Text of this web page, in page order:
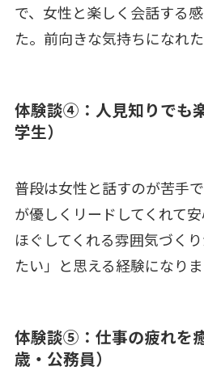
で、女性と楽しく会話する
た。前向きな気持ちになれ
体験談④：人見知りでも
学生）
普段は女性と話すのが苦手
が優しくリードしてくれて
ほぐしてくれる雰囲気づく
たい」と思える経験になりま
体験談⑤：仕事の疲れを
歳・公務員）